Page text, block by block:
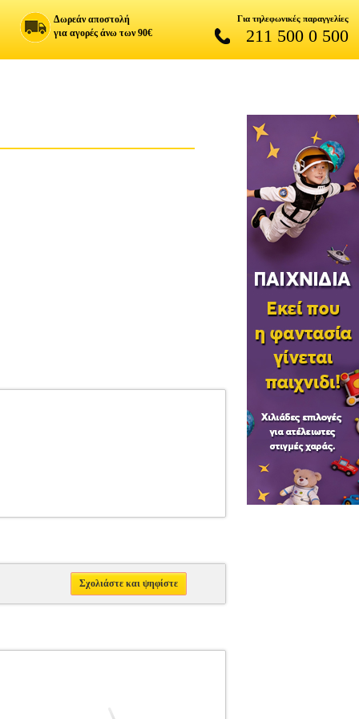
Δωρεάν αποστολή
για αγορές άνω των 90€
Για τηλεφωνικές παραγγελίες
211 500 0 500
Σχολιάστε και ψηφίστε